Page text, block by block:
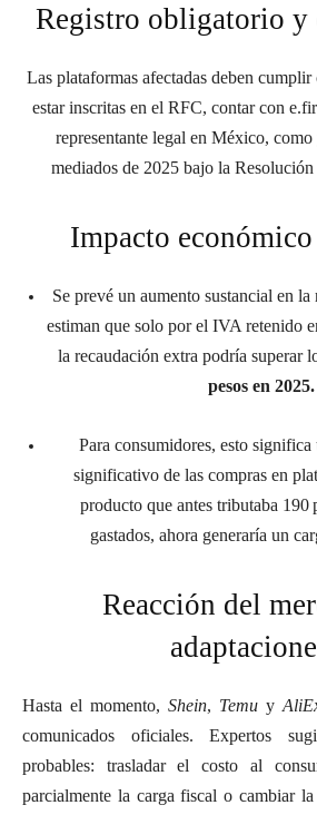
Registro obligatorio y
Las plataformas afectadas deben
estar inscritas en el RFC, contar con
representante legal en México,
mediados de 2025 bajo la
Impacto económico
Se prevé un aumento sustancial en
estiman que solo por el IVA retenido
la recaudación extra podría superar
pesos en 2025.
Para consumidores, esto
significativo de las compras en
producto que antes tributaba 190
gastados, ahora generaría un
Reacción del
Hasta el momento, Shein, Temu y
comunicados oficiales. Expertos
probables: trasladar el costo al
parcialmente la carga fiscal o cambiar